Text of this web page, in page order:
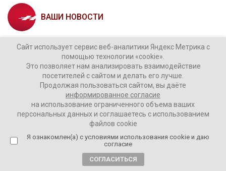
ВАШИ НОВОСТИ
Если Финляндия и Швеция вступят в НАТО, Российская
Федерация будет вынуждена усилить группировку
сухопутных сил вдоль границ с блоком и развернуть
ВМС в Финском заливе. Об этом рассказал в своем
Telegram-канале замглавы Совета безопасности РФ
Дмитрий Медведев.
Заместитель председателя Совета безопасности Дмитрий
Медведев на заседании Совета безопасности. Фото: kremlin.ru
Сайт использует сервис веб-аналитики Яндекс Метрика с
помощью технологии «cookie».
Это позволяет нам анализировать взаимодействие
посетителей с сайтом и делать его лучше.
Продолжая пользоваться сайтом, вы даёте
информированное согласие
на использование ограниченного объема ваших
персональных данных и соглашаетесь с использованием
файлов cookie
Я ознакомлен(а) с условиями использования cookie и даю
согласие
СОГЛАСИТЬСЯ